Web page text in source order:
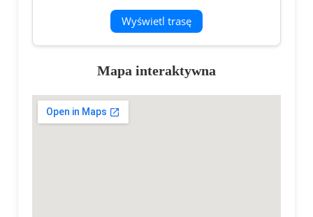
Wyświetl trasę
Mapa interaktywna